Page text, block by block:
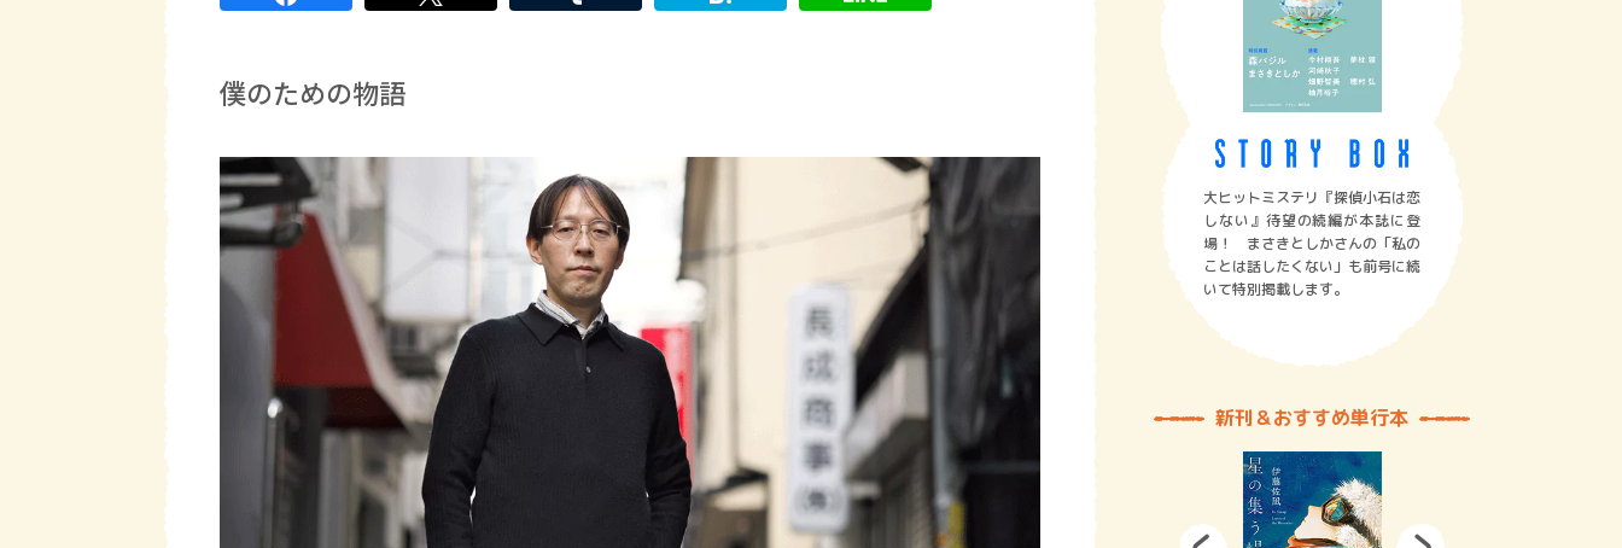
僕のための物語
大ヒットミステリ『探偵小石は恋
しない』待望の続編が本誌に登
場！ まさきとしかさんの「私の
ことは話したくない」も前号に続
いて特別掲載します。
新刊＆おすすめ単行本